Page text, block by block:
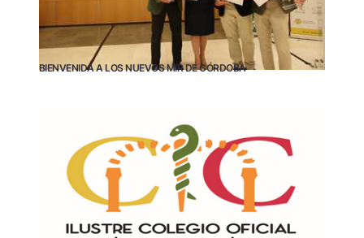
BIENVENIDA A LOS NUEVOS MIR DE CÓRDOBA